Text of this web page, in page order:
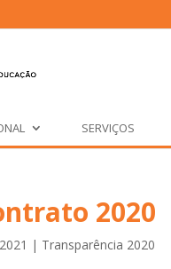
SERVIÇOS
2020
| Transparência 2020